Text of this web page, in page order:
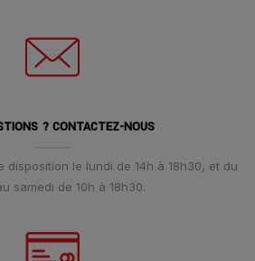
? CONTACTEZ-NOUS
disposition le lundi de 14h à 18h30, et du
samedi de 10h à 18h30.